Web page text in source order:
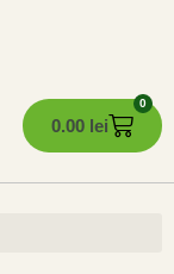
0.00 lei
0